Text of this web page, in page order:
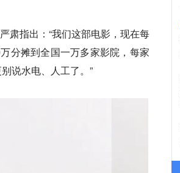
肃指出：“我们这部电影，现在每
分摊到全国一万多家影院，每家
说水电、人工了。”